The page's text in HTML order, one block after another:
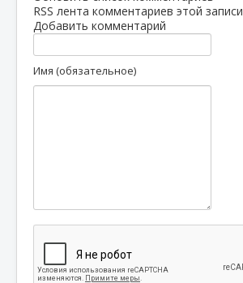
RSS лента комментариев этой записи
Добавить комментарий
Имя (обязательное)